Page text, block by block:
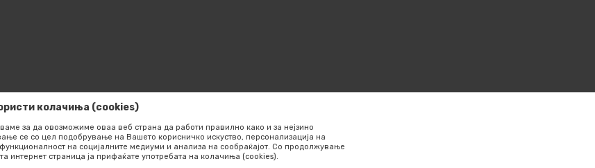
производите,
колачиња (cookies)
за да овозможиме оваа веб страна да работи правилно како и за нејзино
се со цел подобрување на Вашето корисничко искуство, персонализација на
на социјалните медиуми и анализа на сообраќајот. Со продолжување
интернет страница ја прифаќате употребата на колачиња (cookies).